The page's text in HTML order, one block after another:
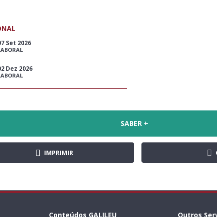
Set 2026
Dez 2026
SABER +
IMPRIMIR
Conteúdos GALILEU
Outros